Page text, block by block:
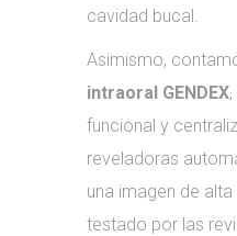
cavidad bucal.
Asimismo,
intraoral GENDEX
funcional y
reveladoras
una imagen de
testado por las